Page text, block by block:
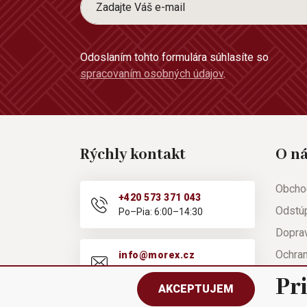
Odoslaním tohto formulára súhlasíte so
spracovaním osobných údajov.
Rýchly kontakt
+420 573 371 043
Po–Pia: 6:00–14:30
info@morex.cz
Po–Pia: 6:00–14:30
O
AKCEPTUJEM